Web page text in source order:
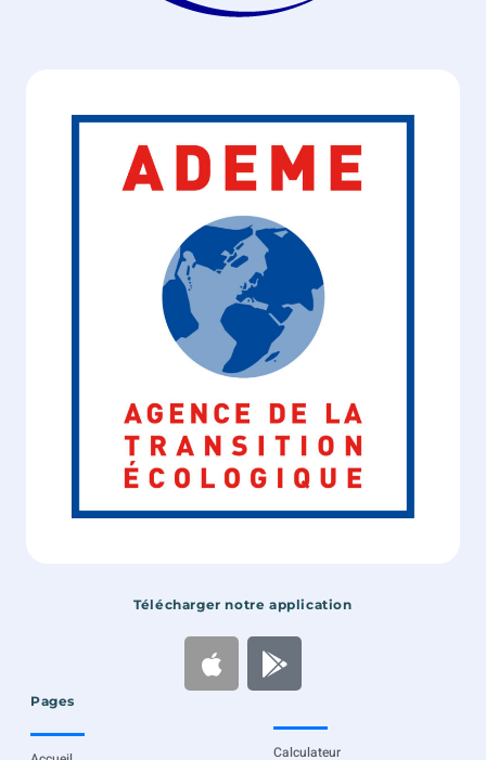
Télécharger notre application
Pages
Calculateur